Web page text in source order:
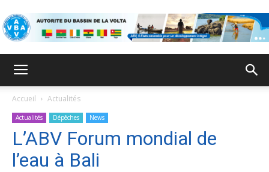
Accueil Actualités
Actualités Dépêches News
L’ABV Forum mondial de
l’eau à Bali